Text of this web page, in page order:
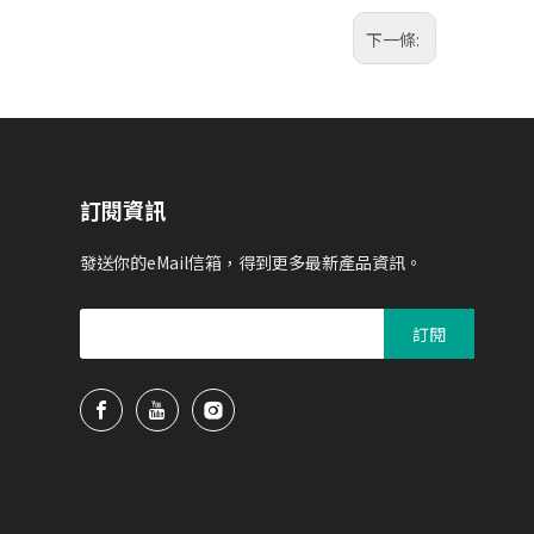
下一條:
訂閱資訊
發送你的eMail信箱，得到更多最新產品資訊。
訂閱